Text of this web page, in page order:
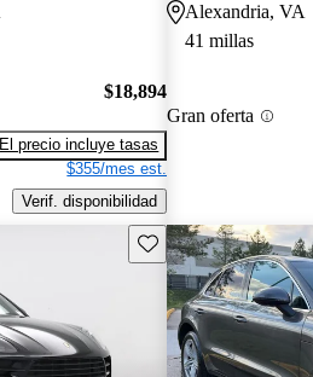
$18,894
El precio incluye tasas
$355/mes est.
Verif. disponibilidad
Alexandria, VA
41 millas
Gran oferta
Guarda este Aviso